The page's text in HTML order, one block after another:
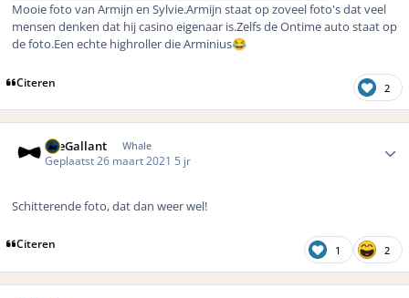
Mooie foto van Armijn en Sylvie.Armijn staat op zoveel foto's dat veel
mensen denken dat hij casino eigenaar is.Zelfs de Ontime auto staat op
de foto.Een echte highroller die Arminius😂
Citeren 2
TheGallant Whale
Geplaatst26 maart 2021 5 jr
Schitterende foto, dat dan weer wel!
Citeren 1 2